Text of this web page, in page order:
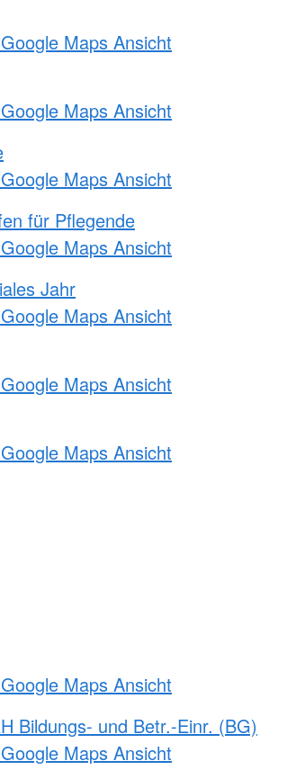
Maps Ansicht
Maps Ansicht
Maps Ansicht
für Pflegende
Maps Ansicht
Jahr
Maps Ansicht
Maps Ansicht
Maps Ansicht
Maps Ansicht
Bildungs- und Betr.-Einr. (BG)
Maps Ansicht